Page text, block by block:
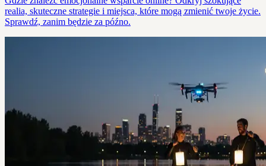
realia, skuteczne strategie i miejsca, które mogą zmienić twoje życie.
Sprawdź, zanim będzie za późno.